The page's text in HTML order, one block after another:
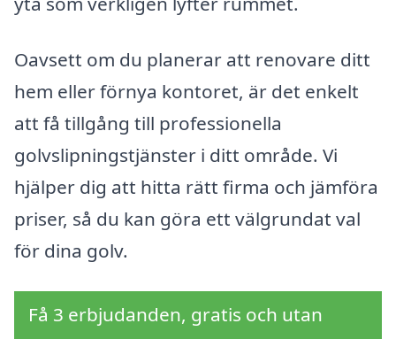
Oavsett om du planerar att renovare ditt
hem eller förnya kontoret, är det enkelt
att få tillgång till professionella
golvslipningstjänster i ditt område. Vi
hjälper dig att hitta rätt firma och jämföra
priser, så du kan göra ett välgrundat val
för dina golv.
Få 3 erbjudanden, gratis och utan